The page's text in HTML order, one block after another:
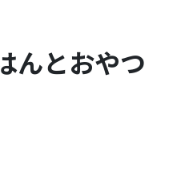
んとおやつ